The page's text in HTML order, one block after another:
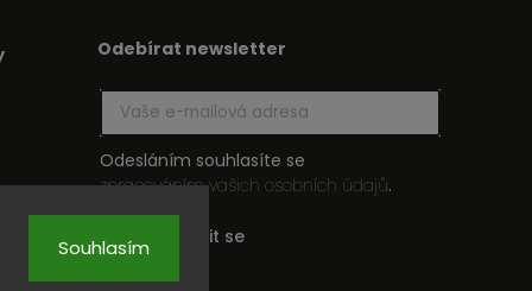
Souhlasím
Odebírat newsletter
Odesláním souhlasíte se
zpracováním vašich osobních údajů.
Přihlásit se